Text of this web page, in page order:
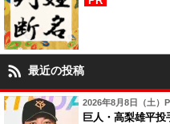
最近の投稿
2026年8月8日（土）
巨人・高梨雄平投